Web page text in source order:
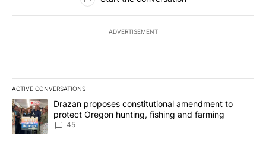
ADVERTISEMENT
ACTIVE CONVERSATIONS
The following is a list of the most commented articles in the last
A trending article titled "Drazan proposes constitutional
Drazan proposes constitutional amendment to
protect Oregon hunting, fishing and farming
45